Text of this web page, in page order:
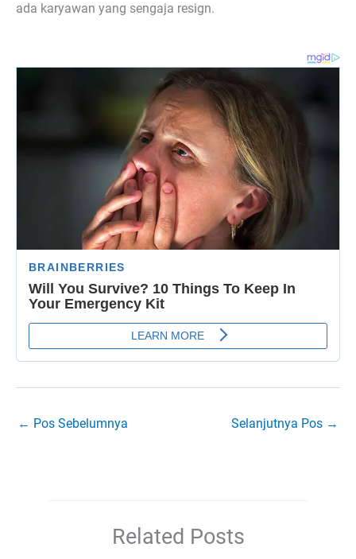
ada karyawan yang sengaja resign.
← Pos Sebelumnya Selanjutnya Pos →
Related Posts